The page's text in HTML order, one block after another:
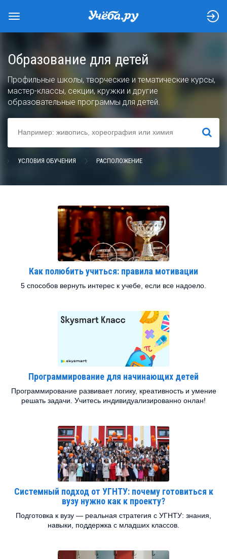
Образование для детей
Профильные школы, творческие и тематические курсы,
мастер-классы, секции, кружки и другие
образовательные программы для детей.
НАЙТИ
УСЛОВИЯ ОБУЧЕНИЯ РАСПОЛОЖЕНИЕ
Как полюбить учиться: правила мотивации
5 способов вернуть интерес к учебе, если все надоело.
Программирование для начинающих детей
Программирование развивает логику, креативность и умение
решать задачи. Учитесь индивидуализированно онлан!
Системный подход от УГНТУ: почему готовиться к
вузу нужно как к проекту?
Подготовка к вузу — реальная стратегия с УГНТУ: знания,
навыки, поддержка с младших классов.